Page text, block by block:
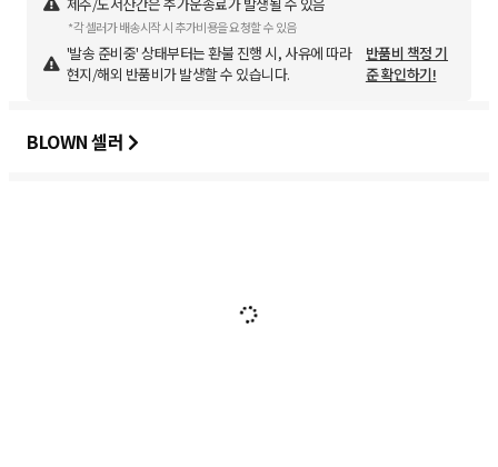
*각 셀러가 배송시작 시 추가비용을 요청할 수 있음
'발송 준비중' 상태부터는 환불 진행 시, 사유에 따라
현지/해외 반품비가 발생할 수 있습니다.
반품비 책정 기
준 확인하기!
BLOWN 셀러